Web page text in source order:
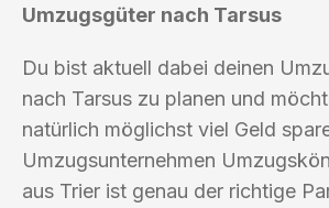
Umzugsgüter nach Tarsus
Du bist aktuell dabei deinen
nach Tarsus zu planen und
natürlich möglichst viel Geld
Umzugsunternehmen
aus Trier ist genau der richtige